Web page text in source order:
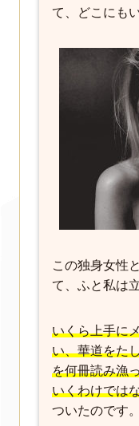
て、どこにも
この独身女性
て、ふと私は
いくら上手に
い、華道をた
を何冊読み漁
いくわけでは
ついたのです。